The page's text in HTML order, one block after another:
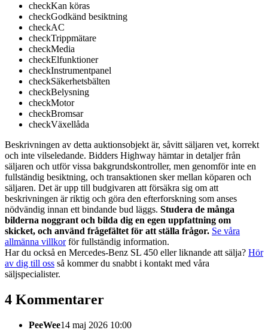
checkKan köras
checkGodkänd besiktning
checkAC
checkTrippmätare
checkMedia
checkElfunktioner
checkInstrumentpanel
checkSäkerhetsbälten
checkBelysning
checkMotor
checkBromsar
checkVäxellåda
Beskrivningen av detta auktionsobjekt är, såvitt säljaren vet, korrekt
och inte vilseledande. Bidders Highway hämtar in detaljer från
säljaren och utför vissa bakgrundskontroller, men genomför inte en
fullständig besiktning, och transaktionen sker mellan köparen och
säljaren. Det är upp till budgivaren att försäkra sig om att
beskrivningen är riktig och göra den efterforskning som anses
nödvändig innan ett bindande bud läggs. Studera de många
bilderna noggrant och bilda dig en egen uppfattning om
skicket, och använd frågefältet för att ställa frågor. Se våra
allmänna villkorför fullständig information.
Har du också en Mercedes-Benz SL 450 eller liknande att sälja? Hör
av dig till oss så kommer du snabbt i kontakt med våra
säljspecialister.
4 Kommentarer
PeeWee14 maj 2026 10:00